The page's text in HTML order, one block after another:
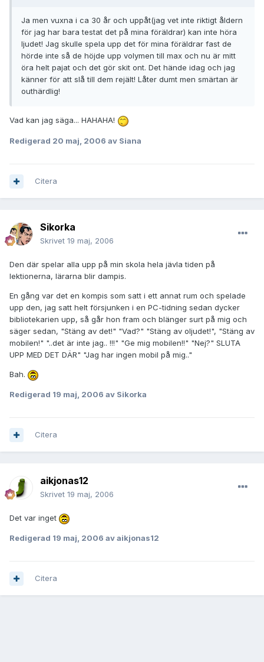
Ja men vuxna i ca 30 år och uppåt(jag vet inte riktigt åldern
för jag har bara testat det på mina föräldrar) kan inte höra
ljudet! Jag skulle spela upp det för mina föräldrar fast de
hörde inte så de höjde upp volymen till max och nu är mitt
öra helt pajat och det gör skit ont. Det hände idag och jag
känner för att slå till dem rejält! Låter dumt men smärtan är
outhärdlig!
Vad kan jag säga... HAHAHA!
Redigerad 20 maj, 2006 av Siana
Citera
Sikorka
Skrivet 19 maj, 2006
Den där spelar alla upp på min skola hela jävla tiden på
lektionerna, lärarna blir dampis.
En gång var det en kompis som satt i ett annat rum och spelade
upp den, jag satt helt försjunken i en PC-tidning sedan dycker
bibliotekarien upp, så går hon fram och blänger surt på mig och
säger sedan, "Stäng av det!" "Vad?" "Stäng av oljudet!", "Stäng av
mobilen!" "..det är inte jag.. !!!" "Ge mig mobilen!!" "Nej?" SLUTA
UPP MED DET DÄR" "Jag har ingen mobil på mig.."
Bah.
Redigerad 19 maj, 2006 av Sikorka
Citera
aikjonas12
Skrivet 19 maj, 2006
Det var inget
Redigerad 19 maj, 2006 av aikjonas12
Citera